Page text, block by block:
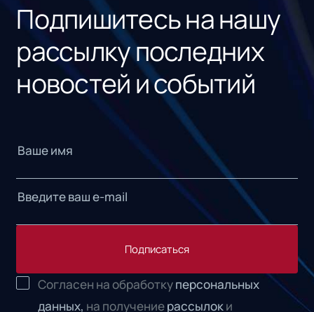
Подпишитесь на нашу
рассылку последних
новостей и событий
Подписаться
Согласен на обработкуперсональных
данных, на получениерассылок и